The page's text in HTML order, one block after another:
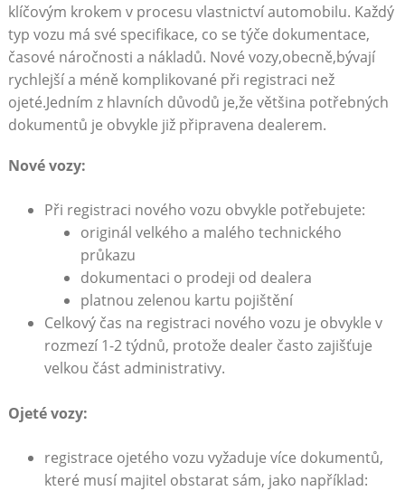
klíčovým krokem v procesu vlastnictví automobilu. Každý
typ vozu má své specifikace, co se týče dokumentace,
časové náročnosti a nákladů. Nové vozy,obecně,bývají
rychlejší a méně komplikované při registraci než
ojeté.Jedním z hlavních důvodů je,že většina potřebných
dokumentů je obvykle již připravena dealerem.
Nové vozy:
Při registraci nového vozu obvykle potřebujete:
originál velkého a malého technického
průkazu
dokumentaci o prodeji od dealera
platnou zelenou kartu pojištění
Celkový čas na registraci nového vozu je obvykle v
rozmezí 1-2 týdnů, protože dealer často zajišťuje
velkou část administrativy.
Ojeté vozy:
registrace ojetého vozu vyžaduje více dokumentů,
které musí majitel obstarat sám, jako například: